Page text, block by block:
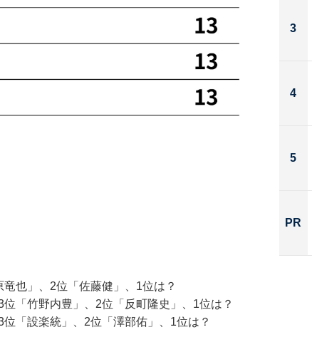
也」、2位「佐藤健」、1位は？
「竹野内豊」、2位「反町隆史」、1位は？
「設楽統」、2位「澤部佑」、1位は？
3
4
5
PR